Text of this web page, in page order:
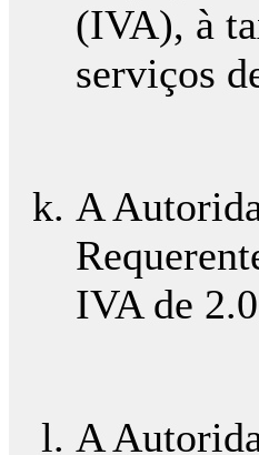
(IVA), à
serviços
A
IVA de
A